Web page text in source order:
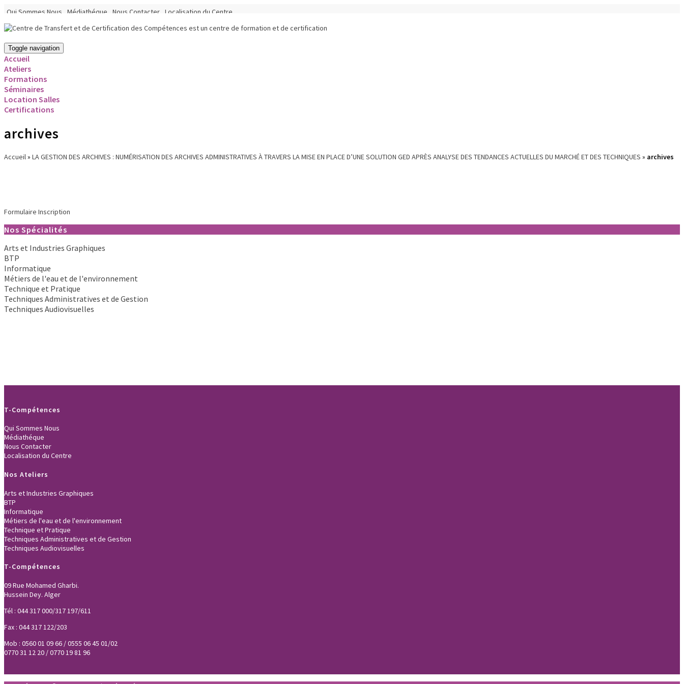
Qui Sommes Nous Médiathéque Nous Contacter Localisation du Centre
Toggle navigation
Accueil
Ateliers
Formations
Séminaires
Location Salles
Certifications
archives
Accueil » LA GESTION DES ARCHIVES : NUMÉRISATION DES ARCHIVES ADMINISTRATIVES À TRAVERS LA MISE EN PLACE D’UNE SOLUTION GED APRÈS ANALYSE DES TENDANCES ACTUELLES DU MARCHÉ ET DES TECHNIQUES » archives
Formulaire Inscription
Nos Spécialités
Arts et Industries Graphiques
BTP
Informatique
Métiers de l'eau et de l'environnement
Technique et Pratique
Techniques Administratives et de Gestion
Techniques Audiovisuelles
T-Compétences
Qui Sommes Nous
Médiathéque
Nous Contacter
Localisation du Centre
Nos Ateliers
Arts et Industries Graphiques
BTP
Informatique
Métiers de l'eau et de l'environnement
Technique et Pratique
Techniques Administratives et de Gestion
Techniques Audiovisuelles
T-Compétences
09 Rue Mohamed Gharbi.
Hussein Dey. Alger
Tél : 044 317 000/317 197/611
Fax : 044 317 122/203
Mob : 0560 01 09 66 / 0555 06 45 01/02
0770 31 12 20 / 0770 19 81 96